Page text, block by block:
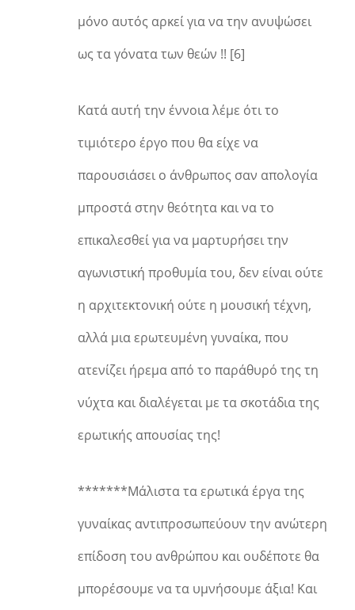
μόνο αυτός αρκεί για να την ανυψώσει
ως τα γόνατα των θεών !! [6]
Κατά αυτή την έννοια λέμε ότι το
τιμιότερο έργο που θα είχε να
παρουσιάσει ο άνθρωπος σαν απολογία
μπροστά στην θεότητα και να το
επικαλεσθεί για να μαρτυρήσει την
αγωνιστική προθυμία του, δεν είναι ούτε
η αρχιτεκτονική ούτε η μουσική τέχνη,
αλλά μια ερωτευμένη γυναίκα, που
ατενίζει ήρεμα από το παράθυρό της τη
νύχτα και διαλέγεται με τα σκοτάδια της
ερωτικής απουσίας της!
*******Μάλιστα τα ερωτικά έργα της
γυναίκας αντιπροσωπεύουν την ανώτερη
επίδοση του ανθρώπου και ουδέποτε θα
μπορέσουμε να τα υμνήσουμε άξια! Και